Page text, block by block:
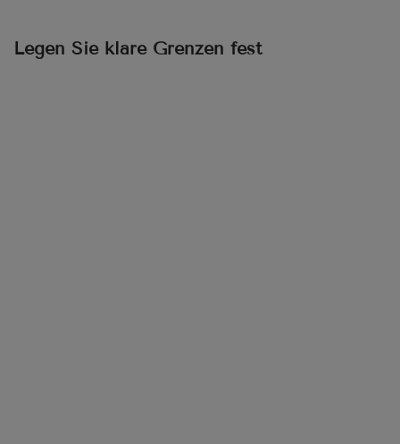
Legen Sie klare Grenzen fest